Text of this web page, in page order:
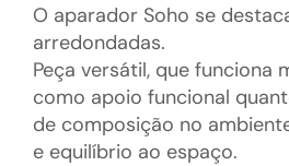
O aparador Soho se
arredondadas.
Peça versátil, que funciona
como apoio funcional
de composição no
e equilíbrio ao espaço.